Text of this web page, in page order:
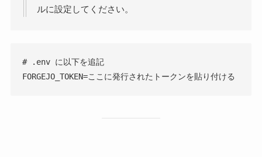
ルに設定してください。
# .env に以下を追記
FORGEJO_TOKEN=ここに発行されたトークンを貼り付ける